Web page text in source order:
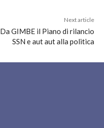
Next article
Da GIMBE il Piano di rilancio
SSN e aut aut alla politica